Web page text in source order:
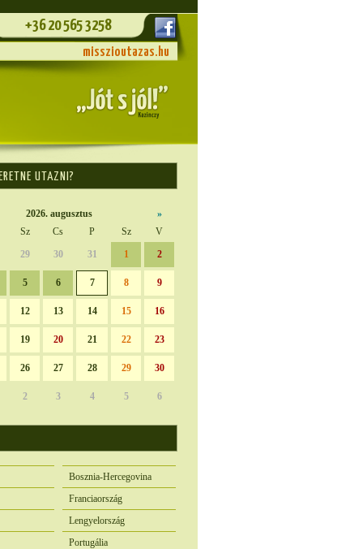
+36 20 565 3258
misszioutazas.hu
UTAZNI?
2026. augusztus
»
Sz Cs P Sz
V
29 30 31 1 2
5 6 7 8 9
12 13 14 15 16
19 20 21 22 23
26 27 28 29 30
2 3 4 5 6
Bosznia-Hercegovina
Franciaország
Lengyelország
Portugália